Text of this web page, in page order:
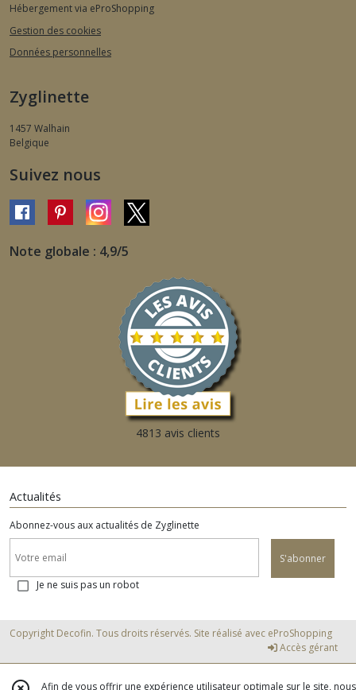
Hébergement via eProShopping
Gestion des cookies
Données personnelles
Zyglinette
1457 Walhain
Belgique
Suivez nous
Note globale : 4,9/5
4813 avis clients
Actualités
Abonnez-vous aux actualités de Zyglinette
S'abonner
Je ne suis pas un robot
Copyright Decofin. Tous droits réservés. Site réalisé avec eProShopping
Accès gérant
Afin de vous offrir une expérience utilisateur optimale sur le site, nous